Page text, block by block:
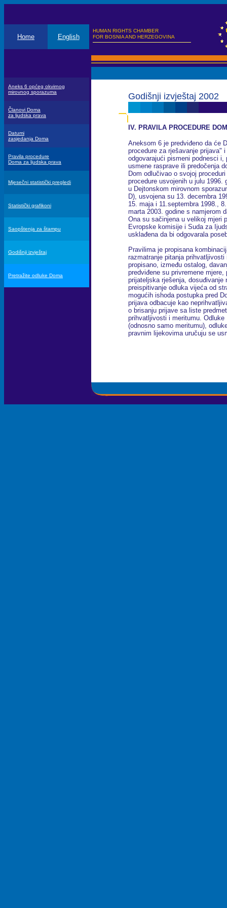
HUMAN RIGHTS CHAMBER
FOR BOSNIA AND HERZEGOVINA
Home English
Aneks 6 općeg okvirnog
mirovnog sporazuma
Članovi Doma
za ljudska prava
Datumi
zasjedanja Doma
Pravila procedure
Doma za ljudska prava
Mjesečni statistički pregledi
Statistički grafikoni
Saopštenja za štampu
Godišnji izvještaj
Pretražite odluke Doma
Godišnji izvještaj 2002
IV. PRAVILA PROCEDURE
Aneksom 6 je predviđeno da će
procedure za rješavanje prijava"
odgovarajući pismeni podnesci
usmene rasprave ili predočenja
Dom odlučivao o svojoj
procedure usvojenih u julu
u Dejtonskom mirovnom
D), usvojena su 13. decembra
15. maja i 11.septembra 1998.,
marta 2003. godine s namjerom
Ona su sačinjena u velikoj mjeri
Evropske komisije i Suda za
usklađena da bi odgovarala
Pravilima je propisana
razmatranje pitanja
propisano, između ostalog,
predviđene su privremene
prijateljska rješenja,
preispitivanje odluka vijeća od
mogućih ishoda postupka pred
prijava odbacuje kao
o brisanju prijave sa liste
prihvatljivosti i meritumu.
(odnosno samo meritumu),
pravnim lijekovima uručuju se